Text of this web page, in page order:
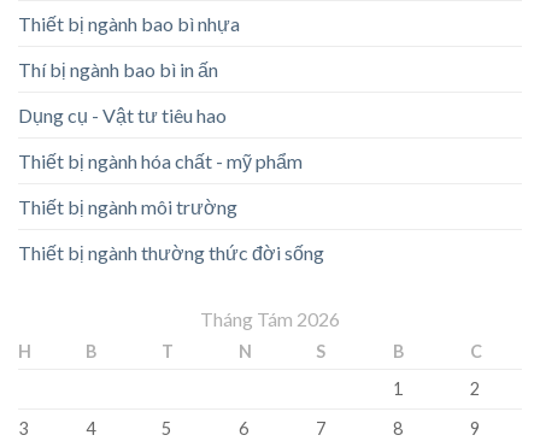
Thiết bị ngành bao bì nhựa
Thí bị ngành bao bì in ấn
Dụng cụ - Vật tư tiêu hao
Thiết bị ngành hóa chất - mỹ phẩm
Thiết bị ngành môi trường
Thiết bị ngành thường thức đời sống
Tháng Tám 2026
H B T N S B
C
1
2
3
4 5 6 7 8
9